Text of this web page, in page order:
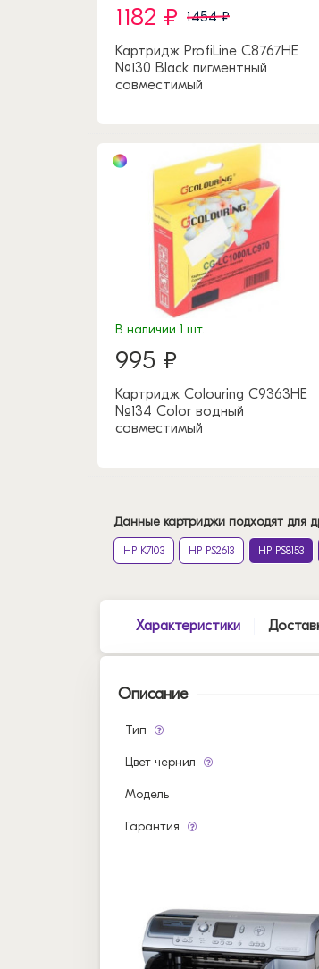
1182 ₽ 1454 ₽
Картридж ProfiLine C8767HE
№130 Black пигментный
совместимый
В наличии 1 шт.
995 ₽
Картридж Colouring C9363HE
№134 Color водный
совместимый
Данные картриджи подходят для
HP K7103 HP PS2613 HP PS8153
Характеристики
Описание
Тип
Цвет чернил
Модель
Гарантия